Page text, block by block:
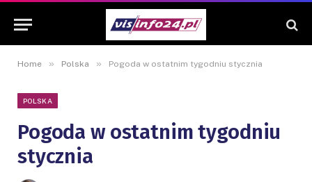
Home » Polska » Pogoda w ostatnim tygodniu stycznia
POLSKA
Pogoda w ostatnim tygodniu
stycznia